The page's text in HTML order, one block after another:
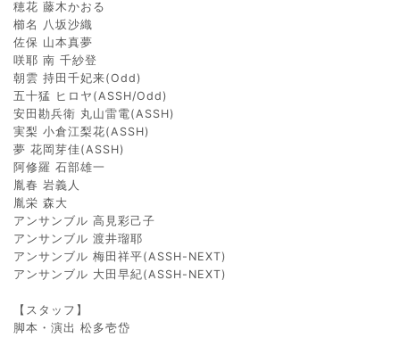
穂花 藤木かおる
櫛名 八坂沙織
佐保 山本真夢
咲耶 南 千紗登
朝雲 持田千妃来(Odd)
五十猛 ヒロヤ(ASSH/Odd)
安田勘兵衛 丸山雷電(ASSH)
実梨 小倉江梨花(ASSH)
夢 花岡芽佳(ASSH)
阿修羅 石部雄一
胤春 岩義人
胤栄 森大
アンサンブル 高見彩己子
アンサンブル 渡井瑠耶
アンサンブル 梅田祥平(ASSH-NEXT)
アンサンブル 大田早紀(ASSH-NEXT)
【スタッフ】
脚本・演出 松多壱岱